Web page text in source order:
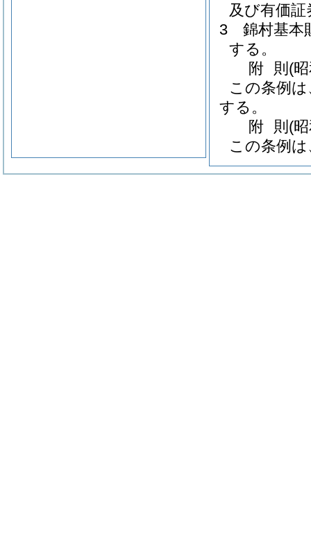
及び有価
3
錦村基本
する。
附 則 (
この条例
する。
附 則 (
この条例